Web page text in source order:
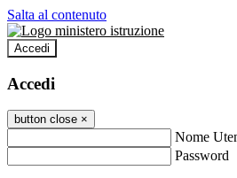
Salta al contenuto
Accedi
Accedi
button close ×
Nome
Password